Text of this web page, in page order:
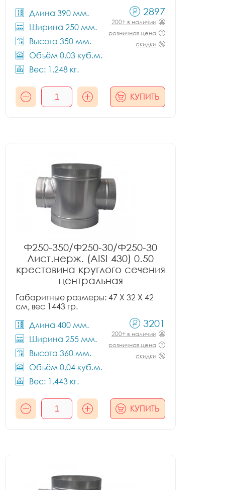
Длина 390 мм.
Ширина 250 мм.
Высота 350 мм.
Объём 0.03 куб.м.
Вес: 1.248 кг.
2897
200+ в наличии
розничная цена
скидки
КУПИТЬ
Ф250-350/Ф250-30/Ф250-30
Лист.нерж. (AISI 430) 0.50
крестовина круглого сечения
центральная
Габаритные размеры: 47 X 32 X 42
см, вес 1443 гр.
Длина 400 мм.
Ширина 255 мм.
Высота 360 мм.
Объём 0.04 куб.м.
Вес: 1.443 кг.
3201
200+ в наличии
розничная цена
скидки
КУПИТЬ